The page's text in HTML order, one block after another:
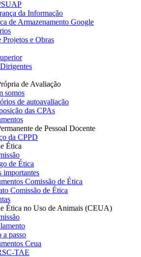
da Informação
de Armazenamento Google
e Obras
de Avaliação
somos
de autoavaliação
das CPAs
de Pessoal Docente
da CPPD
Ética
de Ética
importantes
Comissão de Ética
Comissão de Ética
Ética no Uso de Animais (CEUA)
a passo
Ceua
TAE